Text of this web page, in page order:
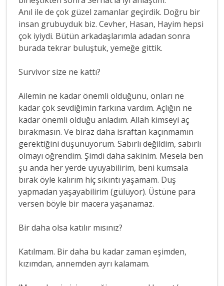
Anıl ile de çok güzel zamanlar geçirdik. Doğru bir
insan grubuyduk biz. Cevher, Hasan, Hayim hepsi
çok iyiydi. Bütün arkadaşlarımla adadan sonra
burada tekrar buluştuk, yemeğe gittik.
Survivor size ne kattı?
Ailemin ne kadar önemli olduğunu, onları ne
kadar çok sevdiğimin farkına vardım. Açlığın ne
kadar önemli olduğu anladım. Allah kimseyi aç
bırakmasın. Ve biraz daha israftan kaçınmamın
gerektiğini düşünüyorum. Sabırlı değildim, sabırlı
olmayı öğrendim. Şimdi daha sakinim. Mesela ben
şu anda her yerde uyuyabilirim, beni kumsala
bırak öyle kalırım hiç sıkıntı yaşamam. Duş
yapmadan yaşayabilirim (gülüyor). Üstüne para
versen böyle bir macera yaşanamaz.
Bir daha olsa katılır mısınız?
Katılmam. Bir daha bu kadar zaman eşimden,
kızımdan, annemden ayrı kalamam.